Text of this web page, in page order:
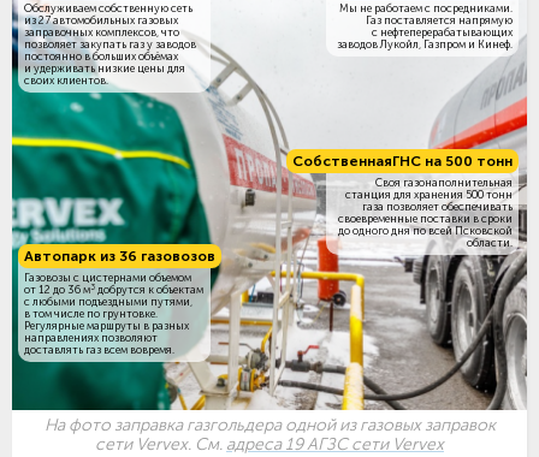
СобственнаяГНС на 500 тонн
Своя газонаполнительная
станция для хранения 500 тонн
газа позволяет обеспечивать
своевременные поставки в сроки
до одного дня по всей Псковской
области.
Обслуживаем собственную сеть
из 27 автомобильных газовых
заправочных комплексов, что
позволяет закупать газ у заводов
постоянно в больших объёмах
и удерживать низкие цены для
своих клиентов.
Мы не работаем с посредниками.
Газ поставляется напрямую
с нефтеперерабатывающих
заводов Лукойл, Газпром и Кинеф.
Автопарк из 36 газовозов
Газовозы с цистернами объемом
от 12 до 36 м3 добрутся к объектам
c любыми подъездными путями,
в том числе по грунтовке.
Регулярные маршруты в разных
направлениях позволяют
доставлять газ всем вовремя.
На фото заправка газгольдера одной из газовых заправок
сети Vervex. См. адреса 19 АГЗС сети Vervex